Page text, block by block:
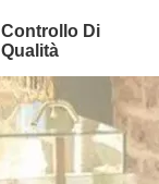
Controllo Di
Qualità